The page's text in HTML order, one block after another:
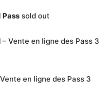
Pass sold out
– Vente en ligne des Pass 3
en ligne des Pass 3